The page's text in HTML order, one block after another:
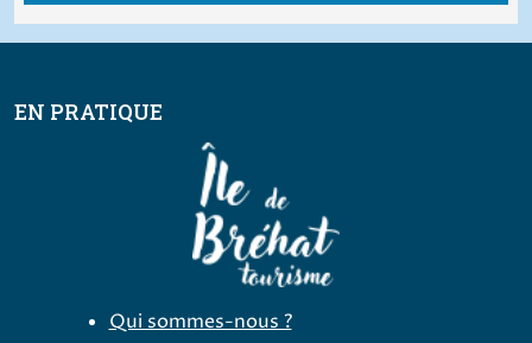
EN PRATIQUE
Qui sommes-nous ?